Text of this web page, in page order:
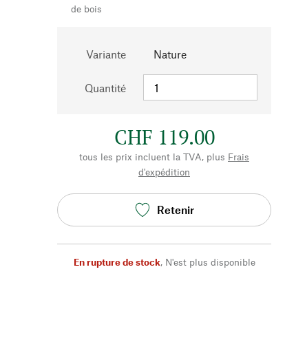
de bois
Variante Nature
Quantité
CHF 119.00
tous les prix incluent la TVA, plus Frais
d'expédition
Retenir
En rupture de stock, N'est plus disponible